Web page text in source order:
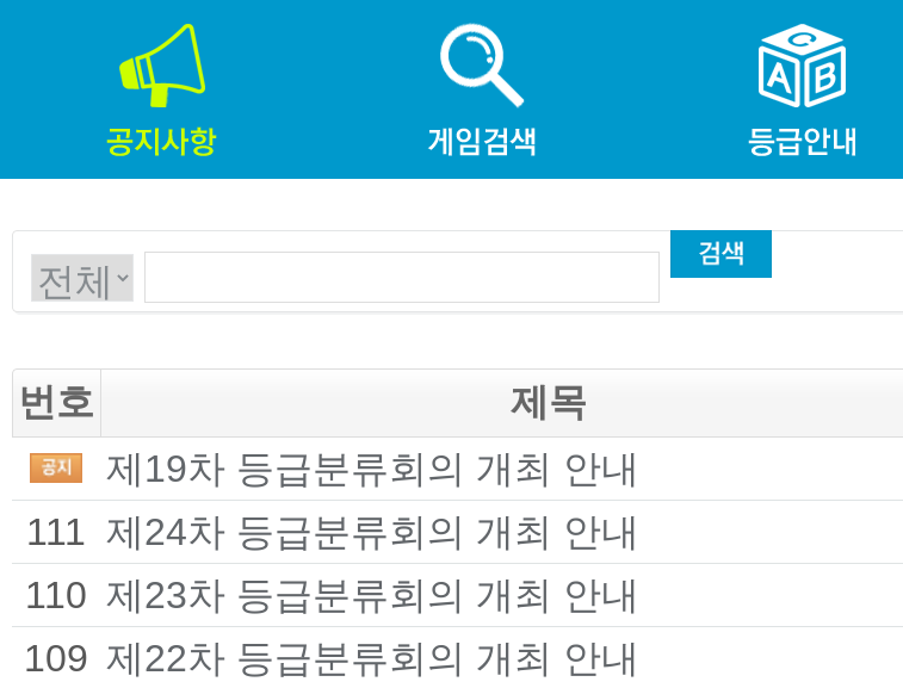
번호
제목
제19차 등급분류회의 개최 안내
111 제24차 등급분류회의 개최 안내
110 제23차 등급분류회의 개최 안내
109 제22차 등급분류회의 개최 안내